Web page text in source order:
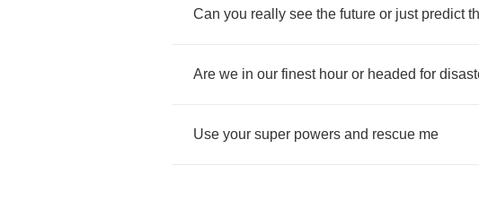
Can you really see the future or just predict
Are we in our finest hour or headed for
Use your super powers and rescue me